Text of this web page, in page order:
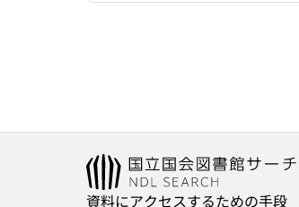
資料にアクセスするための手段